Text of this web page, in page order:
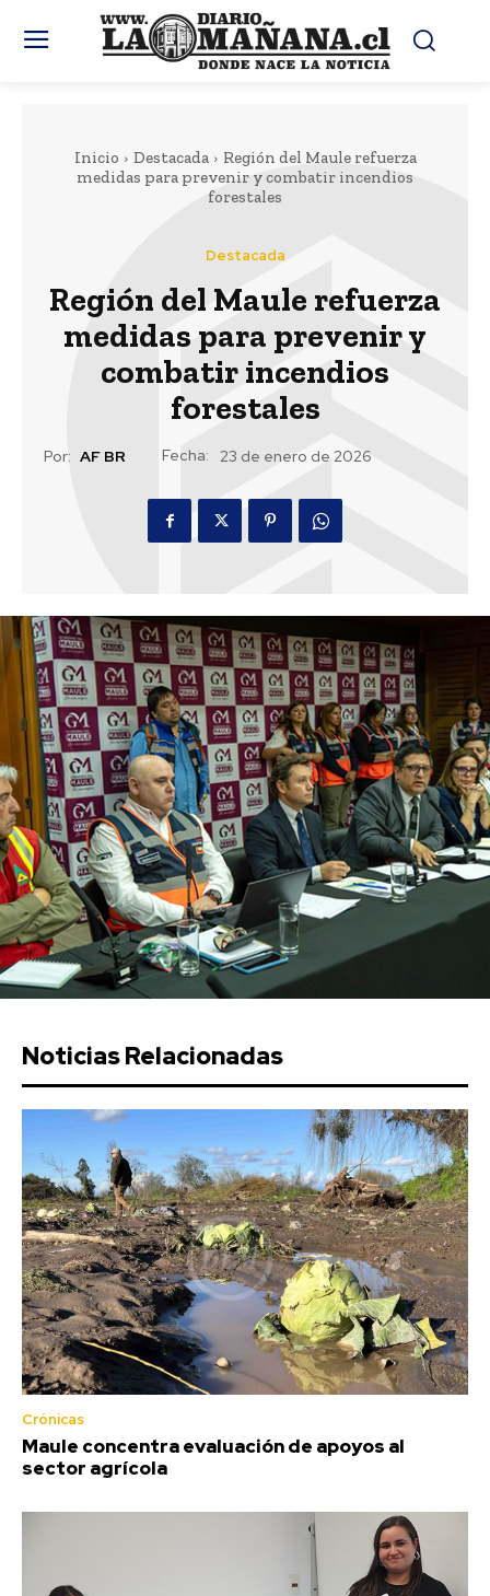
Inicio Destacada
Región del Maule refuerza
medidas para prevenir y combatir incendios
forestales
Destacada
Región del Maule refuerza
medidas para prevenir y
combatir incendios
forestales
Por: AF BR Fecha: 23 de enero de 2026
Noticias Relacionadas
Crónicas
Maule concentra evaluación de apoyos al
sector agrícola